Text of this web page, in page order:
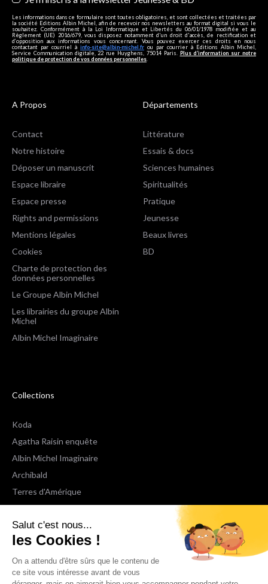
Salut c'est nous...
les Cookies !
On a attendu d'être sûrs que le contenu de
ce site vous intéresse avant de vous
Les informations dans ce formulaire sont toutes obligatoires, et sont collectées et traitées par
la société Editions Albin Michel, afin de recevoir nos newsletters au format digital si vous le
souhaitez. Conformément à la Loi Informatique et Libertés du 06/01/1978 modifiée et au
Règlement (UE) 2016/679, vous disposez notamment d'un droit d'accès, de rectification et
d’opposition aux informations vous concernant. Vous pouvez exercer ces droits en nous
contactant par courriel à info-site@albin-michel.fr ou par courrier à Editions Albin Michel,
Service Communication digitale, 22 rue Huyghens, 75014 Paris. Plus d’information sur notre
politique de protection de vos données personnelles
A Propos
Contact
Notre histoire
Déposer un manuscrit
Espace libraire
Espace presse
Rights and permissions
Mentions légales
Cookies
Charte de protection des
données personnelles
Le Groupe Albin Michel
Les librairies du groupe Albin
Michel
Albin Michel Imaginaire
Départements
Littérature
Essais & docs
Sciences humaines
Spiritualités
Pratique
Jeunesse
Beaux livres
BD
Collections
Koda
Agatha Raisin enquête
Albin Michel Imaginaire
Archibald
Terres d'Amérique
Espaces Libres Poche
NOX
Wiz
Voir toutes les collections